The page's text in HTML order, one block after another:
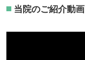
当院のご紹介動画